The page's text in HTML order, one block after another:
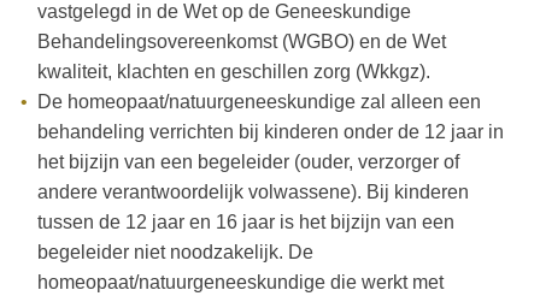
vastgelegd in de Wet op de Geneeskundige
Behandelingsovereenkomst (WGBO) en de Wet
kwaliteit, klachten en geschillen zorg (Wkkgz).
De homeopaat/natuurgeneeskundige zal alleen een
behandeling verrichten bij kinderen onder de 12 jaar in
het bijzijn van een begeleider (ouder, verzorger of
andere verantwoordelijk volwassene). Bij kinderen
tussen de 12 jaar en 16 jaar is het bijzijn van een
begeleider niet noodzakelijk. De
homeopaat/natuurgeneeskundige die werkt met